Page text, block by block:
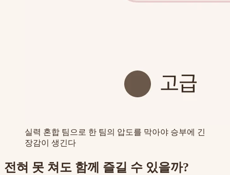
실력 혼합 팀으로 한 팀의 압도를 막아야 승부에 긴
장감이 생긴다
전혀 못 쳐도 함께 즐길 수 있을까?